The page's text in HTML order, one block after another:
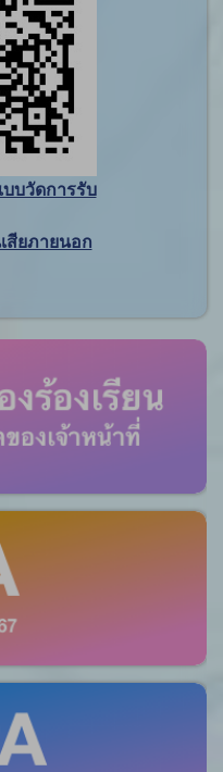
บวัดการรับ
สียภายนอก